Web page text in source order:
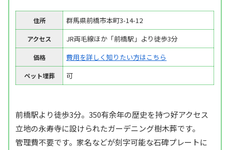
住所 群馬県前橋市本町3-14-12
アクセス JR両毛線ほか「前橋駅」より徒歩3分
価格 費用を詳しく知りたい方はこちら
ペット埋葬 可
前橋駅より徒歩3分。350有余年の歴史を持つ好アクセス
立地の永寿寺に設けられたガーデニング樹木葬です。
管理費不要です。家名などが刻字可能な石碑プレートに